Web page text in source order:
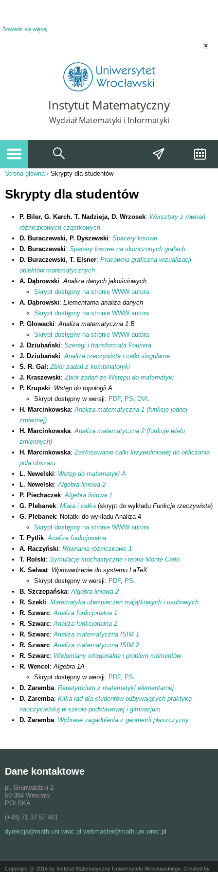
Dowiedz się więcej
x
Instytut Matematyczny
Wydział Matematyki i Informatyki
Strona główna› Skrypty dla studentów
Skrypty dla studentów
P. Biler, G. Karch. T. Nadzieja, D. Wrzosek: Warsztaty z równań
różniczkowych cząstkowych
D. Buraczewski, P. Dyszewski: Spacery losowe
D. Buraczewski: Spacery losowe na skończonych grafach
D. Buraczewski, T. Elsner: Pracownia graficzna wizualizacji
obiektów matematycznych
A. Dąbrowski:Analiza danych jakościowych
Skrypt dostępny na stronie WWW autora
A. Dąbrowski: Elementarna analiza danych
Skrypt dostępny na stronie WWW autora
P. Głowacki:Analiza matematyczna 1 B
Skrypt dostępny na stronie WWW autora
J. Dziubański: Szeregi i transformata Fouriera
J. Dziubański:Analiza rzeczywista i całki singularne
Ś. R. Gal:Zbiór zadań z kombinatoryki
J. Kraszewski:Zbiór zadań ze Wstępu do matematyki
P. Krupski: Wstęp do topologii A
Skrypt dostępny w wersji: PDF, PS, DVI .
H. Marcinkowska:Analiza matematyczna 1 (funkcje jednej
zmiennej)
H. Marcinkowska:Analiza matematyczna 2 (funkcje wielu
zmiennych)
H. Marcinkowska:Zastosowanie calki krzywoliniowej do obliczania
pola obszaru
L. Newelski: Wstęp do matematyki A
L. Newelski:Algebra liniowa 2
P. Piechaczek:Algebra liniowa 1
G. Plebanek: Miara i całka (skrypt do wykładu Funkcje rzeczywiste)
G. Plebanek: Notatki do wykładu Analiza 4
Skrypt dostępny na stronie WWW autora
T. Pytlik:Analiza funkcjonalna
A. Raczyński: Równania różniczkowe 1
T. Rolski: Symulacje stochastyczne i teoria Monte Carlo
K. Selwat: Wprowadzenie do systemu LaTeX
Skrypt dostępny w wersji: PDF, PS.
B. Szczepańska:Algebra liniowa 2
R. Szekli: Matematyka ubezpieczeń majątkowych i osobowych
R. Szwarc:Analiza funkcjonalna 1
R. Szwarc:Analiza funkcjonalna 2
R. Szwarc:Analiza matematyczna ISIM 1
R. Szwarc:Analiza matematyczna ISIM 2
R. Szwarc: Wielomiany ortogonalne i problem momentów
R. Wencel :Algebra 1A
Skrypt dostępny w wersji: PDF, PS.
D. Zaremba: Repetytorium z matematyki elementarnej
D. Zaremba: Kilka rad dla studentów odbywających praktykę
nauczycielską w szkole podstawowej i gimnazjum
D. Zaremba: Wybrane zagadnienia z geometrii płaszczyzny
Dane kontaktowe
pl. Grunwaldzki 2
50-384 Wrocław
POLSKA
(+48) 71 37 57 401
dyrekcja@math.uni.wroc.pl webmaster@math.uni.wroc.pl
Copyright @ 2014 by Instytut Matematyczny Uniwersytetu Wrocławskiego. Created by